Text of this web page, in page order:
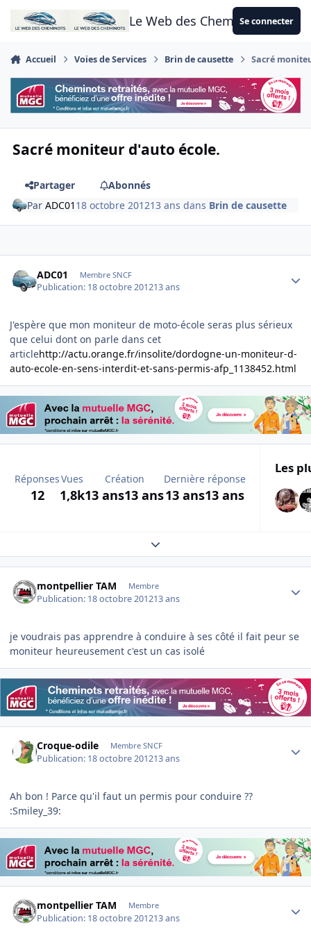
Aller au contenu
Le Web des CheminotsSe connecter
Accueil Voies de Services Brin de causette Sacré
Sacré moniteur d'auto école.
Partager
Abonnés
ParADC01 18 octobre 201213 ans dans Brin de causette
ADC01 Membre SNCF
Publication: 18 octobre 201213 ans
J'espère que mon moniteur de moto-école seras plus sérieux
que celui dont on parle dans cet
articlehttp://actu.orange.fr/insolite/dordogne-un-moniteur-d-
auto-ecole-en-sens-interdit-et-sans-permis-afp_1138452.html
Réponses
12
Vues
1,8k
Création
13 ans13 ans
Dernière réponse
13 ans13 ans
Les
Expand topic overview
montpellier TAM Membre
Publication: 18 octobre 201213 ans
je voudrais pas apprendre à conduire à ses côté il fait peur se
moniteur heureusement c'est un cas isolé
Croque-odile Membre SNCF
Publication: 18 octobre 201213 ans
Ah bon ! Parce qu'il faut un permis pour conduire ??
:Smiley_39:
montpellier TAM Membre
Publication: 18 octobre 201213 ans